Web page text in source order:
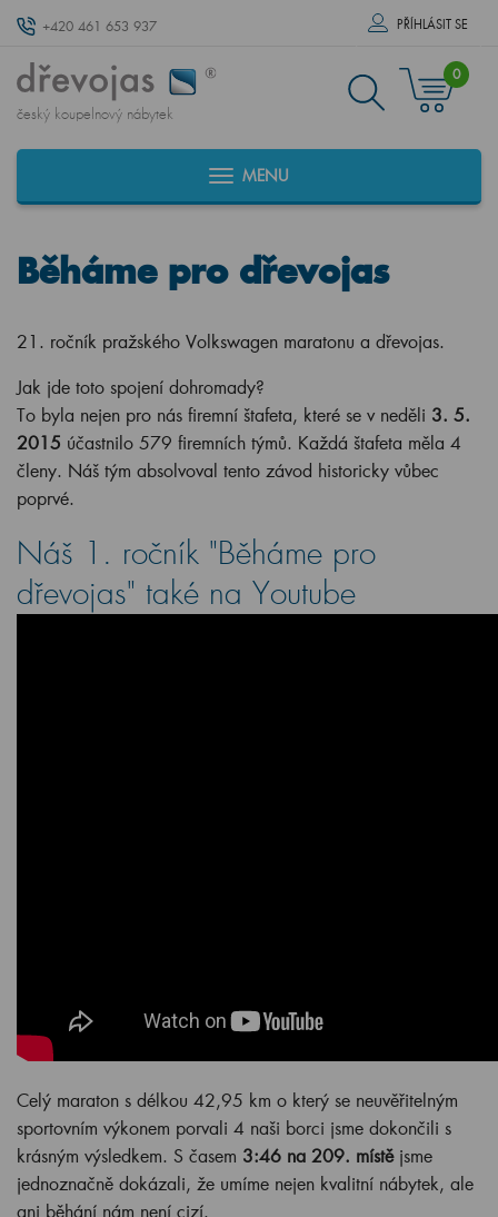
+420 461 653 937 PŘÍHLÁSIT SE
český koupelnový nábytek
0
MENU
Běháme pro dřevojas
21. ročník pražského Volkswagen maratonu a dřevojas.
Jak jde toto spojení dohromady?
To byla nejen pro nás firemní štafeta, které se v neděli 3. 5.
2015 účastnilo 579 firemních týmů. Každá štafeta měla 4
členy. Náš tým absolvoval tento závod historicky vůbec
poprvé.
Náš 1. ročník "Běháme pro
dřevojas" také na Youtube
Celý maraton s délkou 42,95 km o který se neuvěřitelným
sportovním výkonem porvali 4 naši borci jsme dokončili s
krásným výsledkem. S časem 3:46 na 209. místějsme
jednoznačně dokázali, že umíme nejen kvalitní nábytek, ale
ani běhání nám není cizí.